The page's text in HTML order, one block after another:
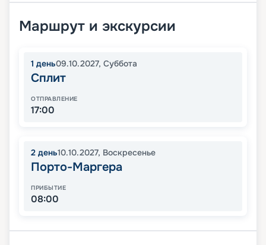
Маршрут и экскурсии
1 день09.10.2027, Суббота
Сплит
ОТПРАВЛЕНИЕ
17:00
2 день10.10.2027, Воскресенье
Порто-Маргера
ПРИБЫТИЕ
08:00